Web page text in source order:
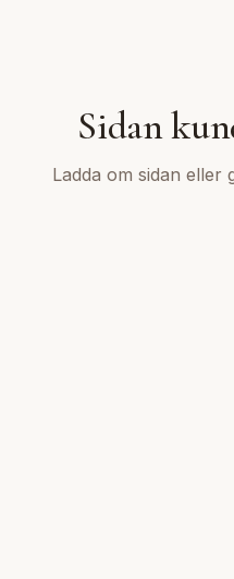
Sidan
Ladda om sidan eller